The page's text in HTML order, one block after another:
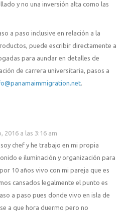
y no una inversión alta como las
a paso inclusive en relación a la
puede escribir directamente a
para aundar en detalles de
de carrera universitaria, pasos a
.
2016 a las 3:16 am
chef y he trabajo en mi propia
e iluminación y organización para
10 años vivo con mi pareja que es
cansados legalmente el punto es
a paso pues donde vivo en isla de
a que hora duermo pero no